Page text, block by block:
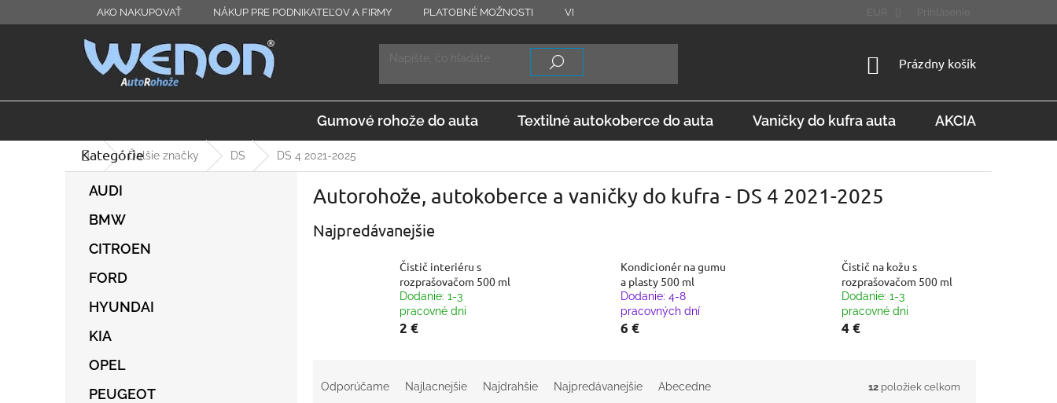
AKO NAKUPOVAŤ NÁKUP PRE PODNIKATEĽOV A FIRMY PLATOBNÉ MOŽNOSTI VRÁTENIE TOVARU Prihlásenie
NÁKUPNÝ
Prázdny košík
Gumové rohože do auta Textilné autokoberce do auta Vaničky do kufra auta AKCIA
DomovĎalšie značky DS DS 4 2021-2025
Preskočiť
kategórie
Kategórie
AUDI
BMW
CITROEN
FORD
HYUNDAI
KIA
OPEL
PEUGEOT
Autorohože, autokoberce a vaničky do kufra - DS 4 2021-2025
Najpredávanejšie
Čistič interiéru s
rozprašovačom 500 ml
Dodanie: 1-3
pracovné dni
2 €
Kondicionér na gumu
a plasty 500 ml
Dodanie: 4-8
pracovných dní
6 €
Čistič na kožu s
rozprašovačom 500 ml
Dodanie: 1-3
pracovné dni
4 €
Odporúčame Najlacnejšie Najdrahšie Najpredávanejšie Abecedne 12 položiek celkom